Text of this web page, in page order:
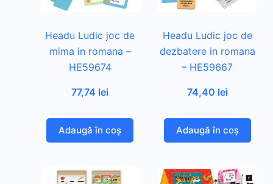
Headu Ludic joc de
mima in romana –
HE59674
77,74 lei
Adaugă în coș
Headu Ludic joc de
dezbatere in romana
– HE59667
74,40 lei
Adaugă în coș